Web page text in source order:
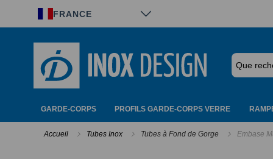
FRANCE
GARDE-CORPS PROFILS GARDE-CORPS VERRE
Accueil Tubes Inox Tubes à Fond de Gorge Embase
Panneau de gestion des cookies